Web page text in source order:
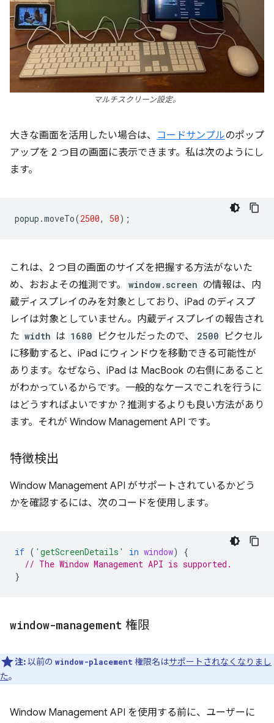
マルチスクリーン設定。
大きな画面を活用したい場合は、 コードサンプルのポップ
アップを 2 つ目の画面に表示できます。私は次のようにし
ます。
popup .moveTo(2500, 50);
これは、2 つ目の画面のサイズを把握する方法がないた
め、おおよその推測です。
window.screen の情報は、内
蔵ディスプレイのみを対象としており、iPad のディスプ
レイは対象としていません。内蔵ディスプレイの報告され
た width は 1680 ピクセルだったので、 2500
ピクセル
に移動すると、iPad にウィンドウを移動できる可能性が
あります。なぜなら、iPad は MacBook の右側にあること
がわかっているからです。 一般的なケースでこれを行うに
はどうすればよいですか？推測するよりも良い方法があり
ます。それが Window Management API です。
特徴検出
Window Management API がサポートされているかどう
かを確認するには、次のコードを使用します。
if ( 'getScreenDetails' in window)
{
// The Window Management API is supported.
}
window-management 権限
注:以前の window-placement 権限名はサポートされなくなりまし
た。
Window Management API を使用する前に、ユーザーに